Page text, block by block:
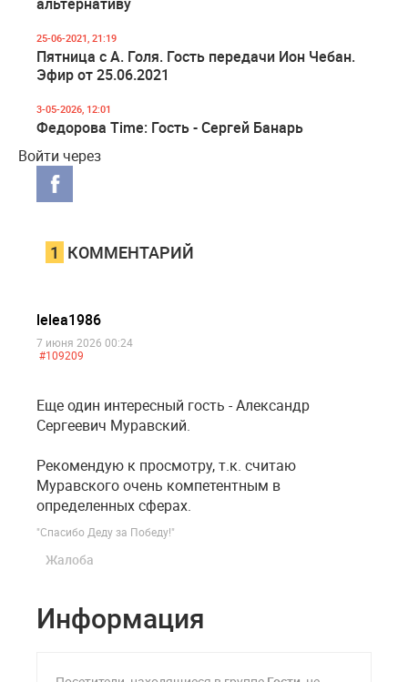
25-06-2021, 21:19
Пятница с А. Голя. Гость передачи Ион Чебан.
Эфир от 25.06.2021
3-05-2026, 12:01
Федорова Time: Гость - Сергей Банарь
Войти через
1 КОММЕНТАРИЙ
lelea1986
7 июня 2026 00:24
#109209
Еще один интересный гость - Александр
Сергеевич Муравский.
Рекомендую к просмотру, т.к. считаю
Муравского очень компетентным в
определенных сферах.
"Спасибо Деду за Победу!"
Жалоба
Информация